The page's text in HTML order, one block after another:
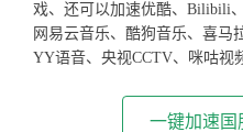
戏、还可以加速优酷、Bilibili
网易云音乐、酷狗音乐、喜马
YY语音、央视CCTV、咪咕视
一键加速国